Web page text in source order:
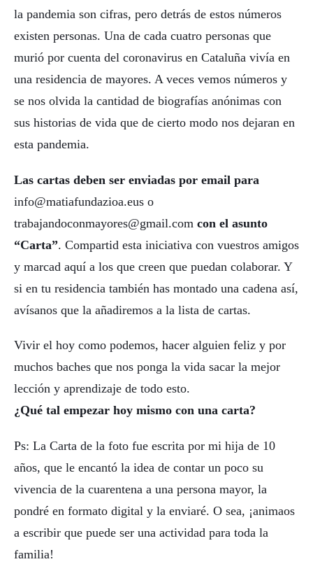
la pandemia son cifras, pero detrás de estos números
existen personas. Una de cada cuatro personas que
murió por cuenta del coronavirus en Cataluña vivía en
una residencia de mayores. A veces vemos números y
se nos olvida la cantidad de biografías anónimas con
sus historias de vida que de cierto modo nos dejaran en
esta pandemia.
Las cartas deben ser enviadas por email para
info@matiafundazioa.eus o
trabajandoconmayores@gmail.com con el asunto
“Carta”. Compartid esta iniciativa con vuestros amigos
y marcad aquí a los que creen que puedan colaborar. Y
si en tu residencia también has montado una cadena así,
avísanos que la añadiremos a la lista de cartas.
Vivir el hoy como podemos, hacer alguien feliz y por
muchos baches que nos ponga la vida sacar la mejor
lección y aprendizaje de todo esto.
¿Qué tal empezar hoy mismo con una carta?
Ps: La Carta de la foto fue escrita por mi hija de 10
años, que le encantó la idea de contar un poco su
vivencia de la cuarentena a una persona mayor, la
pondré en formato digital y la enviaré. O sea, ¡animaos
a escribir que puede ser una actividad para toda la
familia!